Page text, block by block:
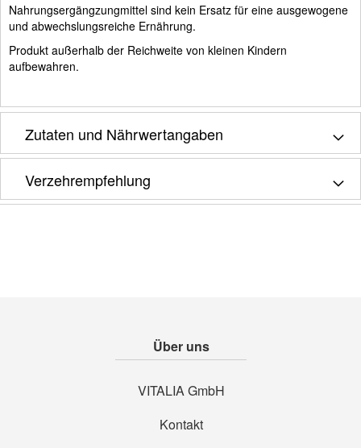
Nahrungsergängzungmittel sind kein Ersatz für eine ausgewogene
und abwechslungsreiche Ernährung.
Produkt außerhalb der Reichweite von kleinen Kindern
aufbewahren.
Zutaten und Nährwertangaben
Verzehrempfehlung
Über uns
VITALIA GmbH
Kontakt